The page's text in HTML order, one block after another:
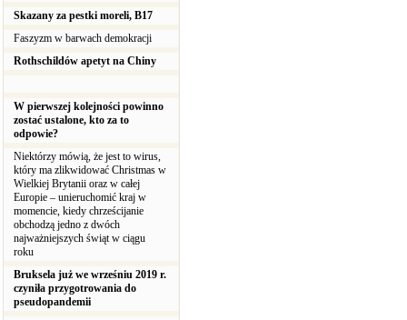
Skazany za pestki moreli, B17
Faszyzm w barwach demokracji
Rothschildów apetyt na Chiny
W pierwszej kolejności powinno
zostać ustalone, kto za to
odpowie?
Niektórzy mówią, że jest to wirus,
który ma zlikwidować Christmas w
Wielkiej Brytanii oraz w całej
Europie – unieruchomić kraj w
momencie, kiedy chrześcijanie
obchodzą jedno z dwóch
najważniejszych świąt w ciągu
roku
Bruksela już we wrześniu 2019 r.
czyniła przygotrowania do
pseudopandemii